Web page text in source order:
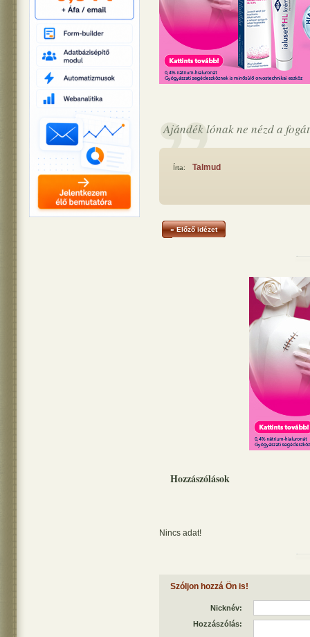
Ajándék lónak ne nézd a
Írta: Talmud
« Előző idézet
Hozzászólások
Nincs adat!
Szóljon hozzá Ön is!
Nicknév:
Hozzászólás: